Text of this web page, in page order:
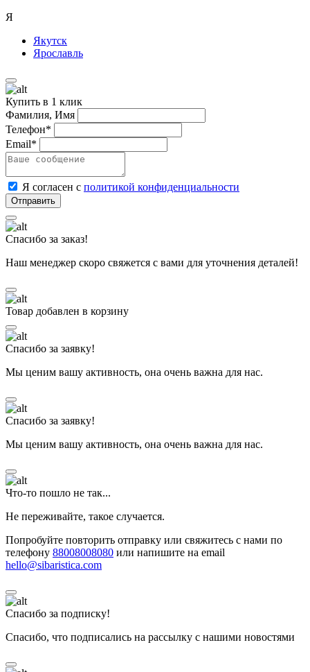
Я
Якутск
Ярославль
Купить в 1 клик
Фамилия, Имя
Телефон*
Email*
Я согласен с политикой конфиденциальности
Спасибо за заказ!
Наш менеджер скоро свяжется с вами для уточнения деталей!
Товар добавлен в корзину
Спасибо за заявку!
Мы ценим вашу активность, она очень важна для нас.
Спасибо за заявку!
Мы ценим вашу активность, она очень важна для нас.
Что-то пошло не так...
Не переживайте, такое случается.
Попробуйте повторить отправку или свяжитесь с нами по
телефону 88008008080 или напишите на email
hello@sibaristica.com
Спасибо за подписку!
Спасибо, что подписались на рассылку с нашими новостями